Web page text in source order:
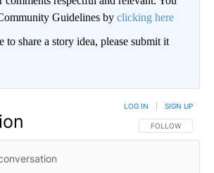
Guidelines by clicking here
share a story idea, please submit it
FOLLOW THIS
FOLLOW
LOG IN SIGN UP